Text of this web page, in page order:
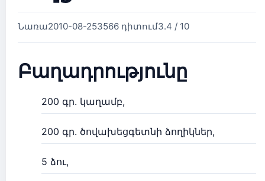
Նառա2010-08-253566 դիտում3.4 / 10
Բաղադրությունը
200 գր. կաղամբ,
200 գր. ծովախեցգետնի ձողիկներ,
5 ձու,